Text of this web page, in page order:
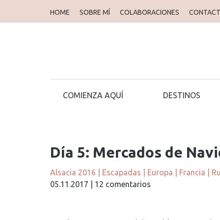
HOME SOBRE MÍ COLABORACIONES
COMIENZA AQUÍ DESTINOS
Día 5: Mercados de
Alsacia 2016 Escapadas Europa Francia
05.11.2017
12 comentarios